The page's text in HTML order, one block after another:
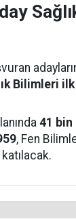
Bilimleri ilk
41 bin
, Fen
katılacak.